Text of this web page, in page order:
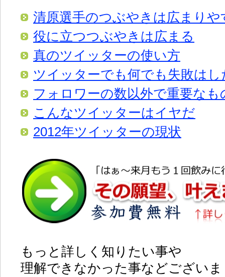
清原選手のつぶやきは広まりや
役に立つつぶやきは広まる
真のツイッターの使い方
ツイッターでも何でも失敗は
フォロワーの数以外で重要なも
こんなツイッターはイヤだ
2012年ツイッターの現状
もっと詳しく知りたい事や
理解できなかった事などござい